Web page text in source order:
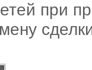
при